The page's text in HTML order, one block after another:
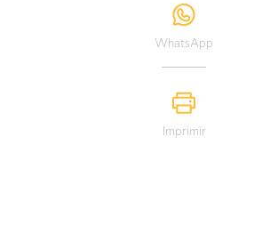
WhatsApp
Imprimir